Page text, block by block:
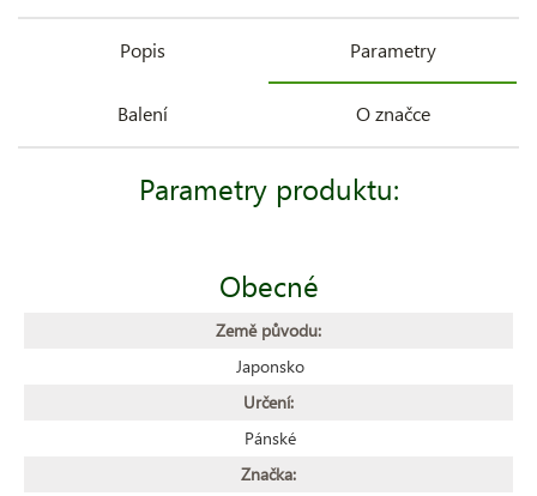
Popis Parametry
Balení O značce
Parametry produktu:
Obecné
Země původu:
Japonsko
Určení:
Pánské
Značka: